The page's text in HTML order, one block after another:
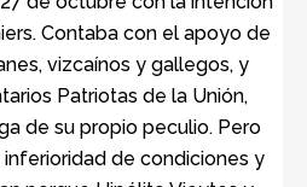
Contaba con el apoyo de
vizcaínos y gallegos, y
Patriotas de la Unión,
de su propio peculio. Pero
de condiciones y